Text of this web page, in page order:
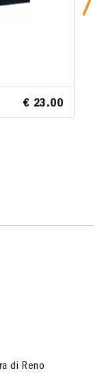
€ 23.00
di Reno